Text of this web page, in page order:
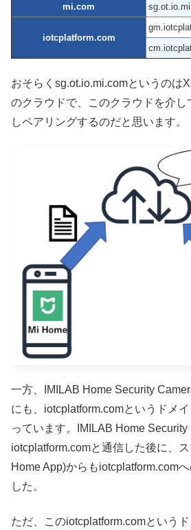
mi.com
iotcplatform.com
おそらくsg.ot.io.mi.comというのは
のクラウドで、このクラウドを介し
しペアリングするのだと思います。
一方、IMILAB Home Security
にも、iotcplatform.comというドメ
っています。IMILAB Home
iotcplatform.comと通信した後に、
Home App)からもiotcplatform.com
した。
ただ、このiotcplatform.comという